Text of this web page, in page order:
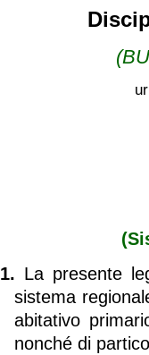
1. La presente
sistema
abitativo
nonché di